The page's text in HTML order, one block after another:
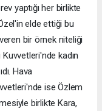
yaptığı her birlikte
elde ettiği bu
bir örnek niteliği
Kuvvetleri'nde kadın
Hava
ise Özlem
birlikte Kara,